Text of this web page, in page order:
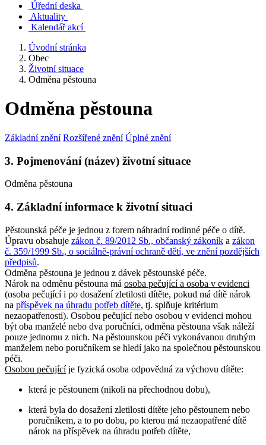
Úřední deska
Aktuality
Kalendář akcí
Úvodní stránka
Obec
Životní situace
Odměna pěstouna
Odměna pěstouna
Základní znění Rozšířené znění Úplné znění
3. Pojmenování (název) životní situace
Odměna pěstouna
4. Základní informace k životní situaci
Pěstounská péče je jednou z forem náhradní rodinné péče o dítě.
Úpravu obsahuje zákon č. 89/2012 Sb., občanský zákoník a zákon
č. 359/1999 Sb., o sociálně-právní ochraně dětí, ve znění pozdějších
předpisů.
Odměna pěstouna je jednou z dávek pěstounské péče.
Nárok na odměnu pěstouna má osoba pečující a osoba v evidenci
(osoba pečující i po dosažení zletilosti dítěte, pokud má dítě nárok
na příspěvek na úhradu potřeb dítěte, tj. splňuje kritérium
nezaopatřenosti). Osobou pečující nebo osobou v evidenci mohou
být oba manželé nebo dva poručníci, odměna pěstouna však náleží
pouze jednomu z nich. Na pěstounskou péči vykonávanou druhým
manželem nebo poručníkem se hledí jako na společnou pěstounskou
péči.
Osobou pečujícíje fyzická osoba odpovědná za výchovu dítěte:
která je pěstounem (nikoli na přechodnou dobu),
která byla do dosažení zletilosti dítěte jeho pěstounem nebo
poručníkem, a to po dobu, po kterou má nezaopatřené dítě
nárok na příspěvek na úhradu potřeb dítěte,